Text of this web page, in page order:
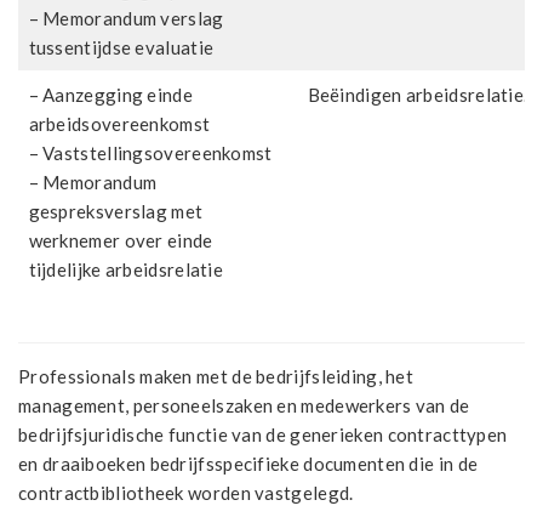
– Memorandum verslag
tussentijdse evaluatie
– Aanzegging einde
arbeidsovereenkomst
– Vaststellingsovereenkomst
– Memorandum
gespreksverslag met
werknemer over einde
tijdelijke arbeidsrelatie
Beëindigen arbeidsrelatie.
Professionals maken met de bedrijfsleiding, het
management, personeelszaken en medewerkers van de
bedrijfsjuridische functie van de generieken contracttypen
en draaiboeken bedrijfsspecifieke documenten die in de
contractbibliotheek worden vastgelegd.